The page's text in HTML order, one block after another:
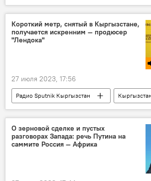
энергетика
Казарманский каскад ГЭС
Новости Киргизии
Короткий метр, снятый в Кыргызстане,
получается искренним — продюсер
"Лендока"
27 июля 2023, 17:56
Радио Sputnik Кыргызстан
Кыргызстан
кинофестиваль
короткометражный
Алексей Тельнов
киностудия
О зерновой сделке и пустых
разговорах Запада: речь Путина на
саммите Россия — Африка